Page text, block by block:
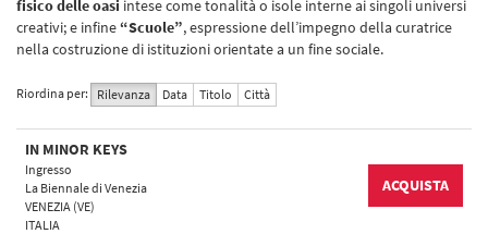
fisico delle oasi intese come tonalità o isole interne ai singoli universi
creativi; e infine“Scuole”, espressione dell’impegno della curatrice
nella costruzione di istituzioni orientate a un fine sociale.
Riordina per: Rilevanza Data Titolo Città
IN MINOR KEYS
Ingresso
La Biennale di Venezia
VENEZIA (VE)
ITALIA
ACQUISTA